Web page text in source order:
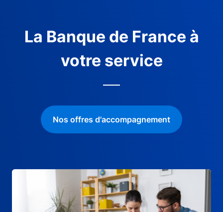
La Banque de France à
votre service
Nos offres d'accompagnement